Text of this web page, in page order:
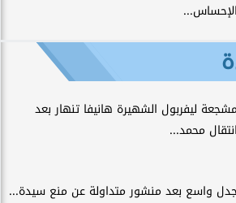
الإحساس...
ليفربول الشهيرة هانيفا تنهار بعد
انتقال محمد...
واسع بعد منشور متداولة عن منع سيدة...